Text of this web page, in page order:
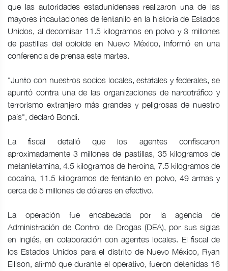
que las autoridades estadunidenses realizaron una de las
mayores incautaciones de fentanilo en la historia de Estados
Unidos, al decomisar 11.5 kilogramos en polvo y 3 millones
de pastillas del opioide en Nuevo México, informó en una
conferencia de prensa este martes.
"Junto con nuestros socios locales, estatales y federales, se
apuntó contra una de las organizaciones de narcotráfico y
terrorismo extranjero más grandes y peligrosas de nuestro
país", declaró Bondi.
La fiscal detalló que los agentes confiscaron
aproximadamente 3 millones de pastillas, 35 kilogramos de
metanfetamina, 4.5 kilogramos de heroína, 7.5 kilogramos de
cocaína, 11.5 kilogramos de fentanilo en polvo, 49 armas y
cerca de 5 millones de dólares en efectivo.
La operación fue encabezada por la agencia de
Administración de Control de Drogas (DEA), por sus siglas
en inglés, en colaboración con agentes locales. El fiscal de
los Estados Unidos para el distrito de Nuevo México, Ryan
Ellison, afirmó que durante el operativo, fueron detenidas 16